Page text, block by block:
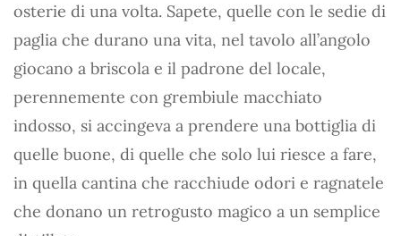
osterie di una volta. Sapete, quelle con le sedie di
paglia che durano una vita, nel tavolo all’angolo
giocano a briscola e il padrone del locale,
perennemente con grembiule macchiato
indosso, si accingeva a prendere una bottiglia di
quelle buone, di quelle che solo lui riesce a fare,
in quella cantina che racchiude odori e ragnatele
che donano un retrogusto magico a un semplice